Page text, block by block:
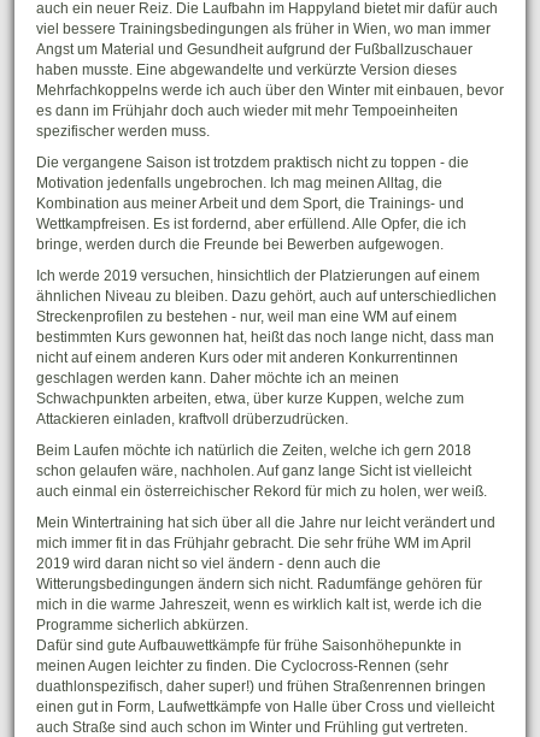
auch ein neuer Reiz. Die Laufbahn im Happyland bietet mir dafür auch
viel bessere Trainingsbedingungen als früher in Wien, wo man immer
Angst um Material und Gesundheit aufgrund der Fußballzuschauer
haben musste. Eine abgewandelte und verkürzte Version dieses
Mehrfachkoppelns werde ich auch über den Winter mit einbauen, bevor
es dann im Frühjahr doch auch wieder mit mehr Tempoeinheiten
spezifischer werden muss.
Die vergangene Saison ist trotzdem praktisch nicht zu toppen - die
Motivation jedenfalls ungebrochen. Ich mag meinen Alltag, die
Kombination aus meiner Arbeit und dem Sport, die Trainings- und
Wettkampfreisen. Es ist fordernd, aber erfüllend. Alle Opfer, die ich
bringe, werden durch die Freunde bei Bewerben aufgewogen.
Ich werde 2019 versuchen, hinsichtlich der Platzierungen auf einem
ähnlichen Niveau zu bleiben. Dazu gehört, auch auf unterschiedlichen
Streckenprofilen zu bestehen - nur, weil man eine WM auf einem
bestimmten Kurs gewonnen hat, heißt das noch lange nicht, dass man
nicht auf einem anderen Kurs oder mit anderen Konkurrentinnen
geschlagen werden kann. Daher möchte ich an meinen
Schwachpunkten arbeiten, etwa, über kurze Kuppen, welche zum
Attackieren einladen, kraftvoll drüberzudrücken.
Beim Laufen möchte ich natürlich die Zeiten, welche ich gern 2018
schon gelaufen wäre, nachholen. Auf ganz lange Sicht ist vielleicht
auch einmal ein österreichischer Rekord für mich zu holen, wer weiß.
Mein Wintertraining hat sich über all die Jahre nur leicht verändert und
mich immer fit in das Frühjahr gebracht. Die sehr frühe WM im April
2019 wird daran nicht so viel ändern - denn auch die
Witterungsbedingungen ändern sich nicht. Radumfänge gehören für
mich in die warme Jahreszeit, wenn es wirklich kalt ist, werde ich die
Programme sicherlich abkürzen.
Dafür sind gute Aufbauwettkämpfe für frühe Saisonhöhepunkte in
meinen Augen leichter zu finden. Die Cyclocross-Rennen (sehr
duathlonspezifisch, daher super!) und frühen Straßenrennen bringen
einen gut in Form, Laufwettkämpfe von Halle über Cross und vielleicht
auch Straße sind auch schon im Winter und Frühling gut vertreten.